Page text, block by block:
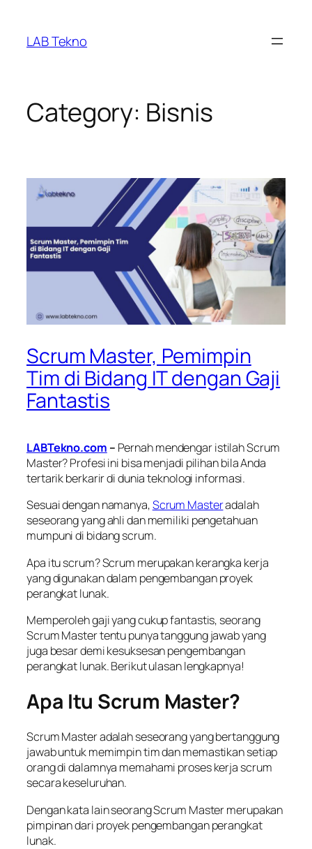
content
LAB Tekno
Category: Bisnis
Scrum Master, Pemimpin
Tim di Bidang IT dengan Gaji
Fantastis
LABTekno.com – Pernah mendengar istilah Scrum
Master? Profesi ini bisa menjadi pilihan bila Anda
tertarik berkarir di dunia teknologi informasi.
Sesuai dengan namanya,Scrum Masteradalah
seseorang yang ahli dan memiliki pengetahuan
mumpuni di bidangscrum.
Apa ituscrum?Scrum merupakan kerangka kerja
yang digunakan dalam pengembangan proyek
perangkat lunak.
Memperoleh gaji yang cukup fantastis, seorang
Scrum Master tentu punya tanggung jawab yang
juga besar demi kesuksesan pengembangan
perangkat lunak. Berikut ulasan lengkapnya!
Apa Itu Scrum Master?
Scrum Master adalah seseorang yang bertanggung
jawab untuk memimpin tim dan memastikan setiap
orang di dalamnya memahami proses kerja scrum
secara keseluruhan.
Dengan kata lain seorang Scrum Master merupakan
pimpinan dari proyek pengembangan perangkat
lunak.